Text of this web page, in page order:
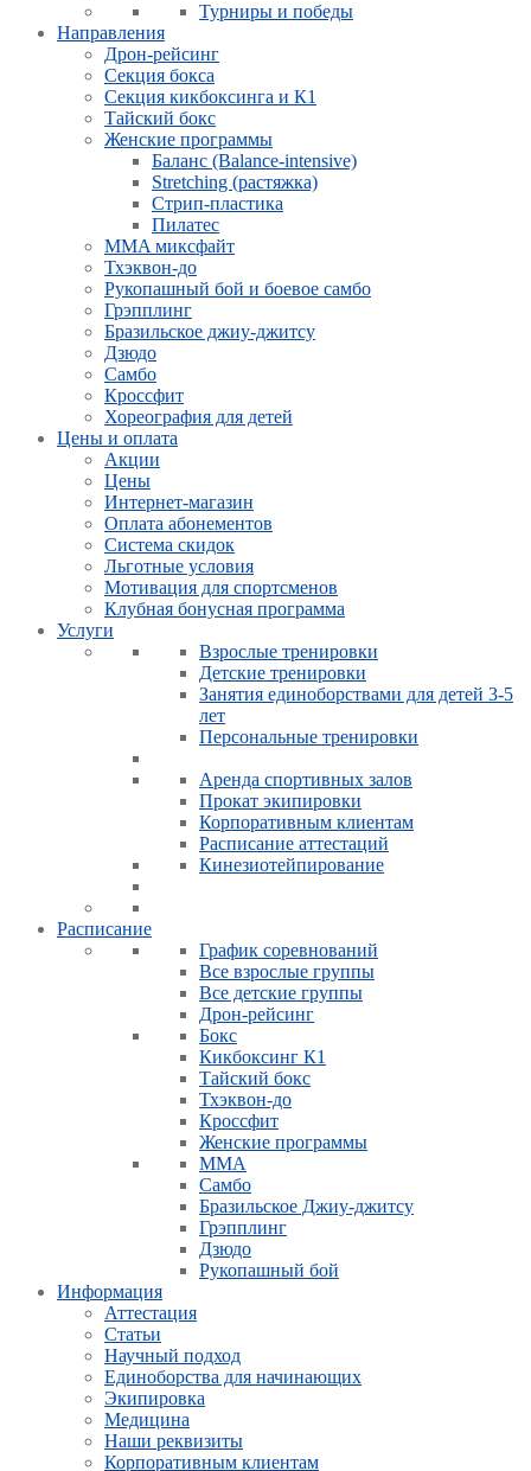
Турниры и победы
Направления
Дрон-рейсинг
Секция бокса
Секция кикбоксинга и К1
Тайский бокс
Женские программы
Баланс (Balance-intensive)
Stretching (растяжка)
Стрип-пластика
Пилатес
MMA миксфайт
Тхэквон-до
Рукопашный бой и боевое самбо
Грэпплинг
Бразильское джиу-джитсу
Дзюдо
Самбо
Кроссфит
Хореография для детей
Цены и оплата
Акции
Цены
Интернет-магазин
Оплата абонементов
Система скидок
Льготные условия
Мотивация для спортсменов
Клубная бонусная программа
Услуги
Взрослые тренировки
Детские тренировки
Занятия единоборствами для детей 3-5
лет
Персональные тренировки
Аренда спортивных залов
Прокат экипировки
Корпоративным клиентам
Расписание аттестаций
Кинезиотейпирование
Расписание
График соревнований
Все взрослые группы
Все детские группы
Дрон-рейсинг
Бокс
Кикбоксинг К1
Тайский бокс
Тхэквон-до
Кроссфит
Женские программы
ММА
Самбо
Бразильское Джиу-джитсу
Грэпплинг
Дзюдо
Рукопашный бой
Информация
Аттестация
Статьи
Научный подход
Единоборства для начинающих
Экипировка
Медицина
Наши реквизиты
Корпоративным клиентам